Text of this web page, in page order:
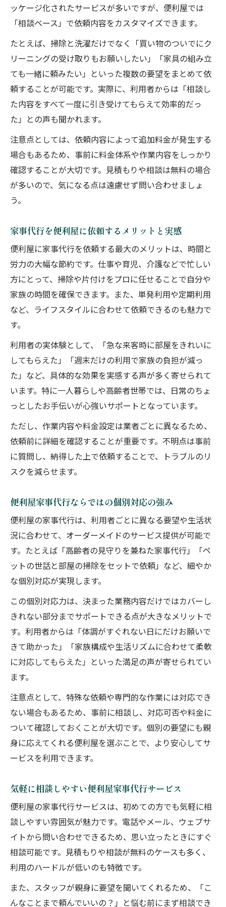
ッケージ化されたサービスが多いですが、便利屋では
「相談ベース」で依頼内容をカスタマイズできます。
たとえば、掃除と洗濯だけでなく「買い物のついでにク
リーニングの受け取りもお願いしたい」「家具の組み立
ても一緒に頼みたい」といった複数の要望をまとめて依
頼することが可能です。実際に、利用者からは「相談し
た内容をすべて一度に引き受けてもらえて効率的だっ
た」との声も聞かれます。
注意点としては、依頼内容によって追加料金が発生する
場合もあるため、事前に料金体系や作業内容をしっかり
確認することが大切です。見積もりや相談は無料の場合
が多いので、気になる点は遠慮せず問い合わせましょ
う。
家事代行を便利屋に依頼するメリットと実感
便利屋に家事代行を依頼する最大のメリットは、時間と
労力の大幅な節約です。仕事や育児、介護などで忙しい
方にとって、掃除や片付けをプロに任せることで自分や
家族の時間を確保できます。また、単発利用や定期利用
など、ライフスタイルに合わせて依頼できるのも魅力で
す。
利用者の実体験として、「急な来客時に部屋をきれいに
してもらえた」「週末だけの利用で家族の負担が減っ
た」など、具体的な効果を実感する声が多く寄せられて
います。特に一人暮らしや高齢者世帯では、日常のちょ
っとしたお手伝いが心強いサポートとなっています。
ただし、作業内容や料金設定は業者ごとに異なるため、
依頼前に詳細を確認することが重要です。不明点は事前
に質問し、納得した上で依頼することで、トラブルのリ
スクを減らせます。
便利屋家事代行ならではの個別対応の強み
便利屋の家事代行は、利用者ごとに異なる要望や生活状
況に合わせて、オーダーメイドのサービス提供が可能で
す。たとえば「高齢者の見守りを兼ねた家事代行」「ペ
ットの世話と部屋の掃除をセットで依頼」など、細やか
な個別対応が実現します。
この個別対応力は、決まった業務内容だけではカバーし
きれない部分までサポートできる点が大きなメリットで
す。利用者からは「体調がすぐれない日にだけお願いで
きて助かった」「家族構成や生活リズムに合わせて柔軟
に対応してもらえた」といった満足の声が寄せられてい
ます。
注意点として、特殊な依頼や専門的な作業には対応でき
ない場合もあるため、事前に相談し、対応可否や料金に
ついて確認しておくことが大切です。個別の要望にも親
身に応えてくれる便利屋を選ぶことで、より安心してサ
ービスを利用できます。
気軽に相談しやすい便利屋家事代行サービス
便利屋の家事代行サービスは、初めての方でも気軽に相
談しやすい雰囲気が魅力です。電話やメール、ウェブサ
イトから問い合わせできるため、思い立ったときにすぐ
相談可能です。見積もりや相談が無料のケースも多く、
利用のハードルが低いのも特徴です。
また、スタッフが親身に要望を聞いてくれるため、「こ
んなことまで頼んでいいの？」と悩む前にまず相談でき